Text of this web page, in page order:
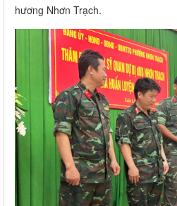
hương Nhơn Trạch.